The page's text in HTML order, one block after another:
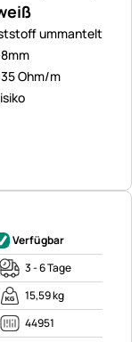
ummantelt
Ohm/m
Verfügbar
3 - 6 Tage
15,59 kg
44951